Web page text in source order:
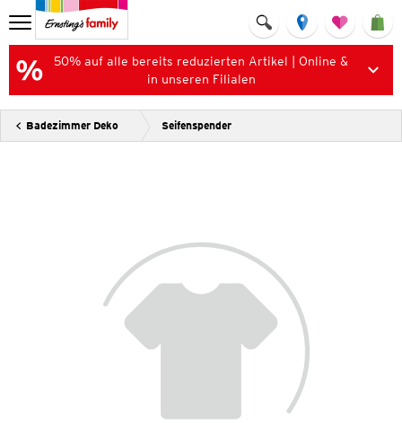
50% auf alle bereits reduzierten Artikel | Online &
in unseren Filialen
Badezimmer Deko Seifenspender